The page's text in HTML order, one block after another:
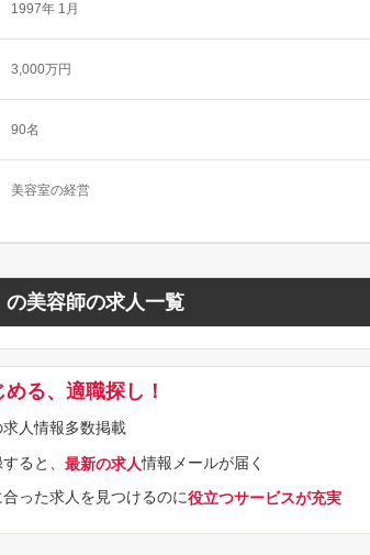
1997年 1月
3,000万円
90名
美容室の経営
美容師の求人一覧
める、適職探し！
求人情報多数掲載
ると、 最新の求人情報メールが届く
った求人を見つけるのに役立つサービスが充実